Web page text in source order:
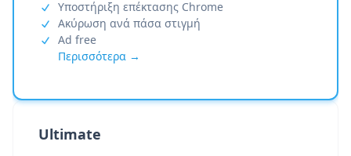
Υποστήριξη επέκτασης Chrome
Ακύρωση ανά πάσα στιγμή
Ad free
Περισσότερα →
Ultimate